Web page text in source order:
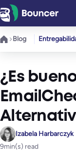
Saltar
al
contenido
Blog
¿Es
Izabela Harbarczyk
9min(s) read